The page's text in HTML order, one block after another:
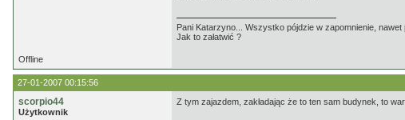
Pani Katarzyno... Wszystko pójdzie w zapomnienie,
Jak to załatwić ?
Offline
27-01-2007 00:15:56
scorpio44
Użytkownik
Z tym zajazdem, zakładając że to ten sam budynek, to